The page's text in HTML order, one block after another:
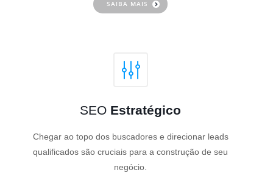
SAIBA MAIS
SEO Estratégico
Chegar ao topo dos buscadores e direcionar leads
qualificados são cruciais para a construção de seu
negócio.